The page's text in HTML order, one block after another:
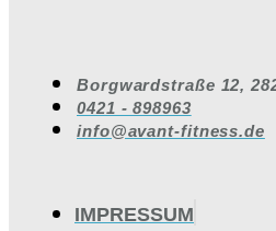
Borgwardstraße 12,
0421 - 898963
info@avant-fitness.de
IMPRESSUM